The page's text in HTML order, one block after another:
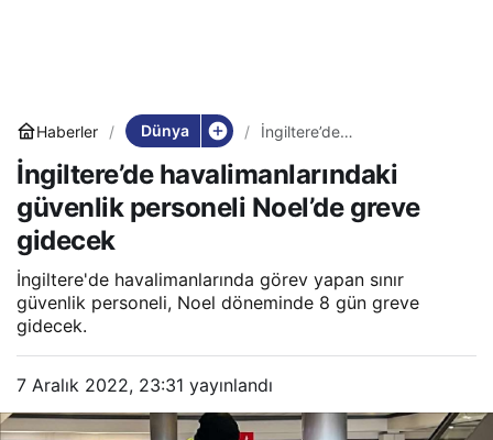
Haberler Dünya
İngiltere’de
personeli Noel’de greve
gidecek
İngiltere’de havalimanlarındaki
güvenlik personeli Noel’de greve
gidecek
İngiltere'de havalimanlarında görev yapan sınır
güvenlik personeli, Noel döneminde 8 gün greve
gidecek.
7 Aralık 2022, 23:31 yayınlandı